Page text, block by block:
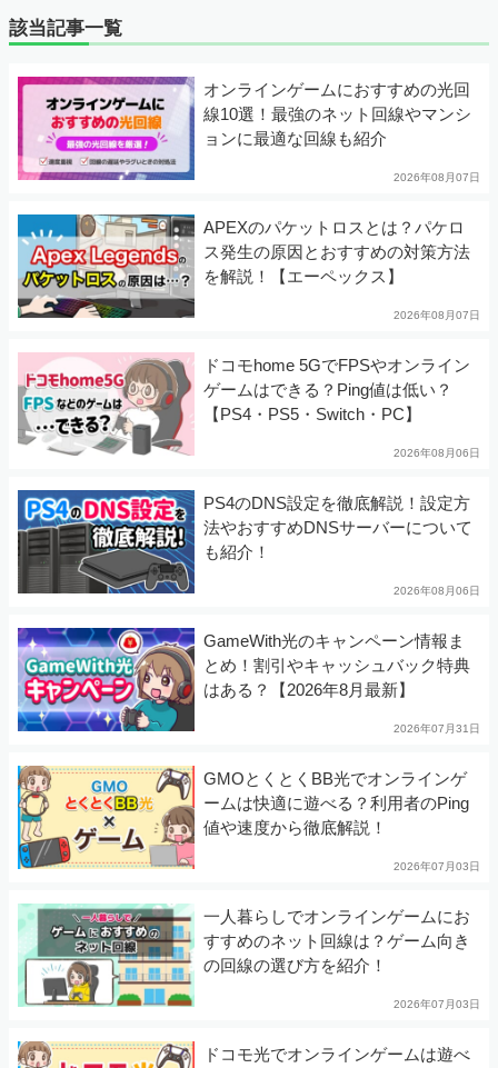
該当記事一覧
オンラインゲームにおすすめの光回
線10選！最強のネット回線やマンシ
ョンに最適な回線も紹介
2026年08月07日
APEXのパケットロスとは？パケロ
ス発生の原因とおすすめの対策方法
を解説！【エーペックス】
2026年08月07日
ドコモhome 5GでFPSやオンライン
ゲームはできる？Ping値は低い？
【PS4・PS5・Switch・PC】
2026年08月06日
PS4のDNS設定を徹底解説！設定方
法やおすすめDNSサーバーについて
も紹介！
2026年08月06日
GameWith光のキャンペーン情報ま
とめ！割引やキャッシュバック特典
はある？【2026年8月最新】
2026年07月31日
GMOとくとくBB光でオンラインゲ
ームは快適に遊べる？利用者のPing
値や速度から徹底解説！
2026年07月03日
一人暮らしでオンラインゲームにお
すすめのネット回線は？ゲーム向き
の回線の選び方を紹介！
2026年07月03日
ドコモ光でオンラインゲームは遊べ